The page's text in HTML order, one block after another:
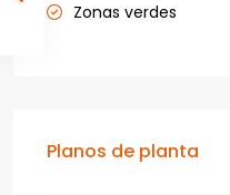
Zonas verdes
Planos de planta